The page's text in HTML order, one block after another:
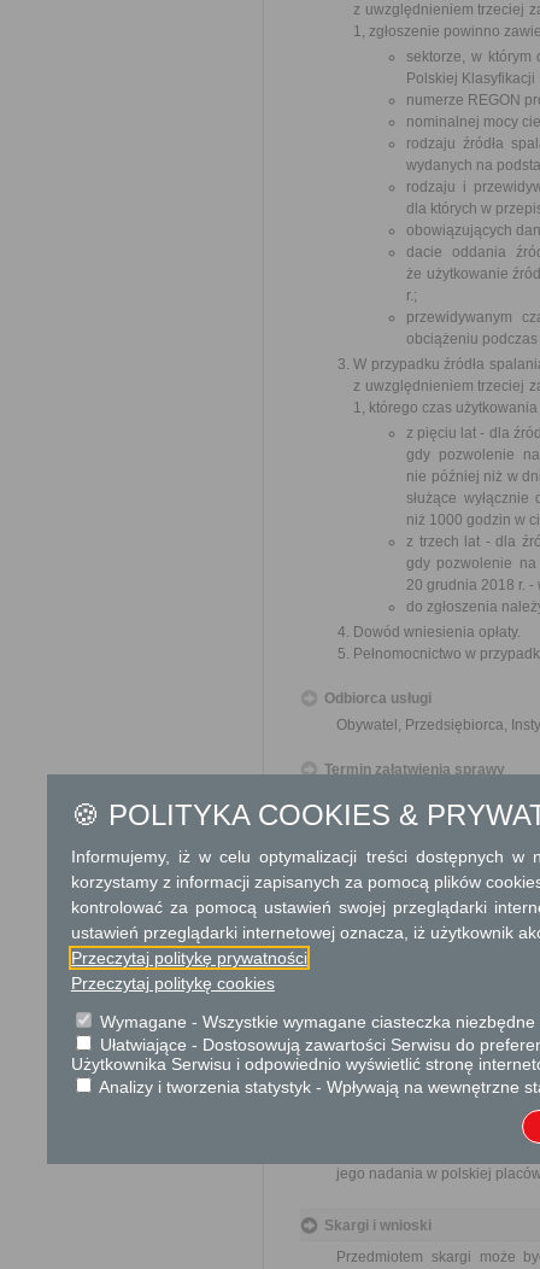
z uwzględnieniem trzeciej
1, zgłoszenie powinno
sektorze, w którym
Polskiej Klasyfikacji
numerze REGON
nominalnej mocy
rodzaju źródła
wydanych na
rodzaju i
dla których w
obowiązujących
dacie oddania
że użytkowanie
r.;
przewidywanym
obciążeniu
W przypadku źródła
z uwzględnieniem trzeciej
1, którego czas
z pięciu lat - dla
gdy pozwolenie
nie później niż w
służące
niż 1000 godzin w
z trzech lat - dla
gdy pozwolenie
20 grudnia 2018 r.
do zgłoszenia
Dowód wniesienia opłaty.
Pełnomocnictwo w
Odbiorca usługi
Obywatel, Przedsiębiorca,
Termin załatwienia sprawy
organ właściwy do przyjęcia
Informacja
Dodatkowe
emisja nie wymaga
17 zł opłata skarbowa za
Tryb odwoławczy
Odwołanie wnosi się do
jego nadania w polskiej
Skargi i wnioski
Przedmiotem skargi może
🍪 POLITYKA COOKIES &
Informujemy, iż w celu optymalizacji treści dostępnych w
korzystamy z informacji zapisanych za pomocą plików
kontrolować za pomocą ustawień swojej przeglądarki
ustawień przeglądarki internetowej oznacza, iż użytkownik
Przeczytaj politykę prywatności
Przeczytaj politykę cookies
Wymagane - Wszystkie wymagane ciasteczka
Ułatwiające - Dostosowują zawartości Serwisu do
Użytkownika Serwisu i odpowiednio wyświetlić stronę
Analizy i tworzenia statystyk - Wpływają na wewnętrzne